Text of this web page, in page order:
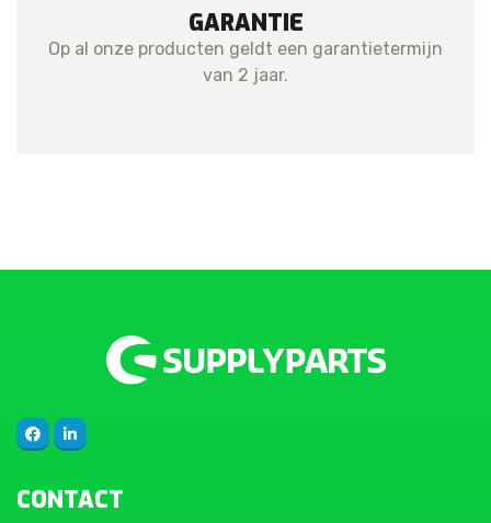
GARANTIE
Op al onze producten geldt een garantietermijn
van 2 jaar.
CONTACT